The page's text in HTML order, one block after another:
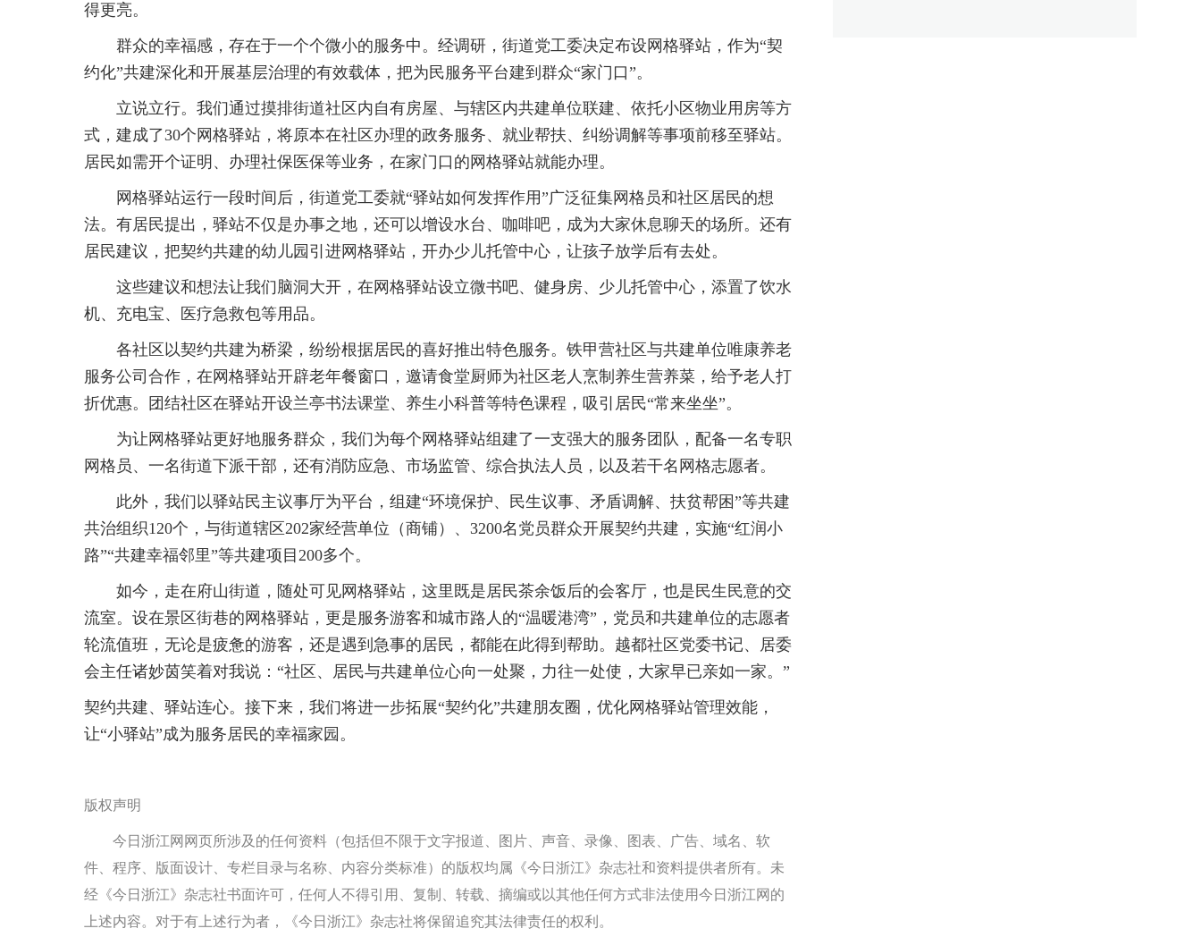
得更亮。
群众的幸福感，存在于一个个微小的服务中。经调研，街道党工委决定布设网格驿站，作为“契
约化”共建深化和开展基层治理的有效载体，把为民服务平台建到群众“家门口”。
立说立行。我们通过摸排街道社区内自有房屋、与辖区内共建单位联建、依托小区物业用房等方
式，建成了30个网格驿站，将原本在社区办理的政务服务、就业帮扶、纠纷调解等事项前移至驿站。
居民如需开个证明、办理社保医保等业务，在家门口的网格驿站就能办理。
网格驿站运行一段时间后，街道党工委就“驿站如何发挥作用”广泛征集网格员和社区居民的想
法。有居民提出，驿站不仅是办事之地，还可以增设水台、咖啡吧，成为大家休息聊天的场所。还有
居民建议，把契约共建的幼儿园引进网格驿站，开办少儿托管中心，让孩子放学后有去处。
这些建议和想法让我们脑洞大开，在网格驿站设立微书吧、健身房、少儿托管中心，添置了饮水
机、充电宝、医疗急救包等用品。
各社区以契约共建为桥梁，纷纷根据居民的喜好推出特色服务。铁甲营社区与共建单位唯康养老
服务公司合作，在网格驿站开辟老年餐窗口，邀请食堂厨师为社区老人烹制养生营养菜，给予老人打
折优惠。团结社区在驿站开设兰亭书法课堂、养生小科普等特色课程，吸引居民“常来坐坐”。
为让网格驿站更好地服务群众，我们为每个网格驿站组建了一支强大的服务团队，配备一名专职
网格员、一名街道下派干部，还有消防应急、市场监管、综合执法人员，以及若干名网格志愿者。
此外，我们以驿站民主议事厅为平台，组建“环境保护、民生议事、矛盾调解、扶贫帮困”等共建
共治组织120个，与街道辖区202家经营单位（商铺）、3200名党员群众开展契约共建，实施“红润小
路”“共建幸福邻里”等共建项目200多个。
如今，走在府山街道，随处可见网格驿站，这里既是居民茶余饭后的会客厅，也是民生民意的交
流室。设在景区街巷的网格驿站，更是服务游客和城市路人的“温暖港湾”，党员和共建单位的志愿者
轮流值班，无论是疲惫的游客，还是遇到急事的居民，都能在此得到帮助。越都社区党委书记、居委
会主任诸妙茵笑着对我说：“社区、居民与共建单位心向一处聚，力往一处使，大家早已亲如一家。”
契约共建、驿站连心。接下来，我们将进一步拓展“契约化”共建朋友圈，优化网格驿站管理效能，
让“小驿站”成为服务居民的幸福家园。
版权声明
今日浙江网网页所涉及的任何资料（包括但不限于文字报道、图片、声音、录像、图表、广告、域名、软
件、程序、版面设计、专栏目录与名称、内容分类标准）的版权均属《今日浙江》杂志社和资料提供者所有。未
经《今日浙江》杂志社书面许可，任何人不得引用、复制、转载、摘编或以其他任何方式非法使用今日浙江网的
上述内容。对于有上述行为者，《今日浙江》杂志社将保留追究其法律责任的权利。